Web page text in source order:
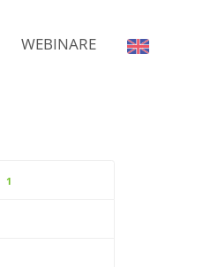
WEBINARE
1